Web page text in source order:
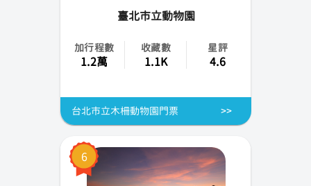
臺北市立動物園
加行程數
1.2萬
收藏數
1.1K
星評
4.6
台北市立木柵動物園門票
6